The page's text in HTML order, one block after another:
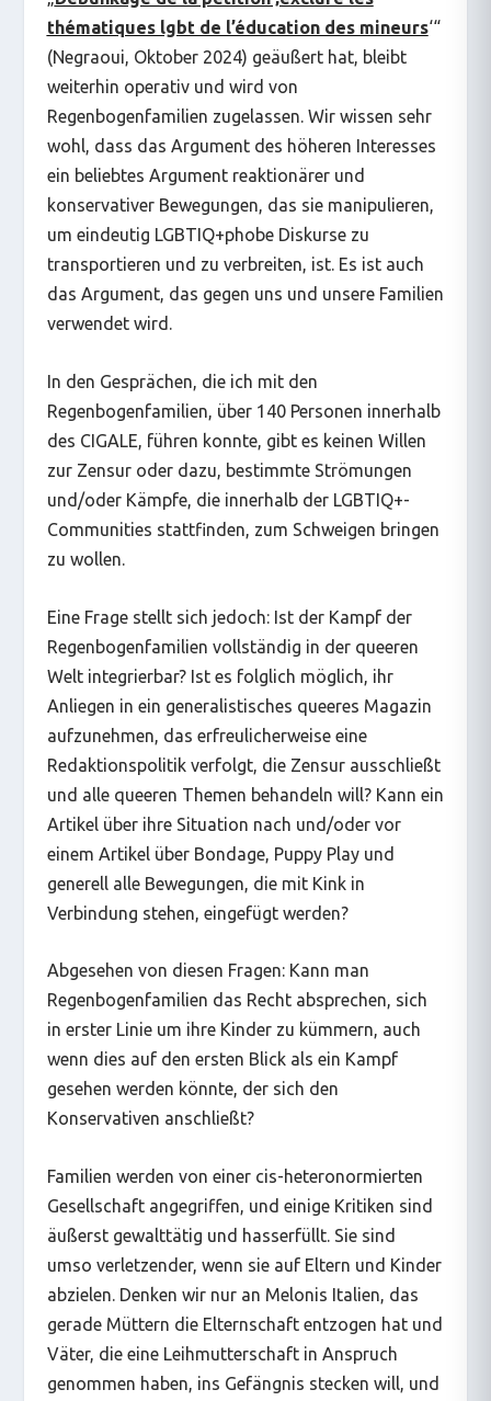
thématiques lgbt de l’éducation des mineurs‘“
(Negraoui, Oktober 2024) geäußert hat, bleibt
weiterhin operativ und wird von
Regenbogenfamilien zugelassen. Wir wissen sehr
wohl, dass das Argument des höheren Interesses
ein beliebtes Argument reaktionärer und
konservativer Bewegungen, das sie manipulieren,
um eindeutig LGBTIQ+phobe Diskurse zu
transportieren und zu verbreiten, ist. Es ist auch
das Argument, das gegen uns und unsere Familien
verwendet wird.
In den Gesprächen, die ich mit den
Regenbogenfamilien, über 140 Personen innerhalb
des CIGALE, führen konnte, gibt es keinen Willen
zur Zensur oder dazu, bestimmte Strömungen
und/oder Kämpfe, die innerhalb der LGBTIQ+-
Communities stattfinden, zum Schweigen bringen
zu wollen.
Eine Frage stellt sich jedoch: Ist der Kampf der
Regenbogenfamilien vollständig in der queeren
Welt integrierbar? Ist es folglich möglich, ihr
Anliegen in ein generalistisches queeres Magazin
aufzunehmen, das erfreulicherweise eine
Redaktionspolitik verfolgt, die Zensur ausschließt
und alle queeren Themen behandeln will? Kann ein
Artikel über ihre Situation nach und/oder vor
einem Artikel über Bondage, Puppy Play und
generell alle Bewegungen, die mit Kink in
Verbindung stehen, eingefügt werden?
Abgesehen von diesen Fragen: Kann man
Regenbogenfamilien das Recht absprechen, sich
in erster Linie um ihre Kinder zu kümmern, auch
wenn dies auf den ersten Blick als ein Kampf
gesehen werden könnte, der sich den
Konservativen anschließt?
Familien werden von einer cis-heteronormierten
Gesellschaft angegriffen, und einige Kritiken sind
äußerst gewalttätig und hasserfüllt. Sie sind
umso verletzender, wenn sie auf Eltern und Kinder
abzielen. Denken wir nur an Melonis Italien, das
gerade Müttern die Elternschaft entzogen hat und
Väter, die eine Leihmutterschaft in Anspruch
genommen haben, ins Gefängnis stecken will, und